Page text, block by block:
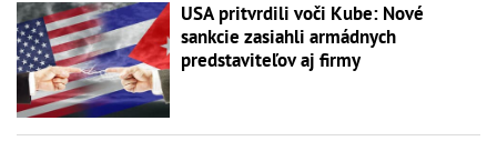
USA pritvrdili voči Kube: Nové
sankcie zasiahli armádnych
predstaviteľov aj firmy